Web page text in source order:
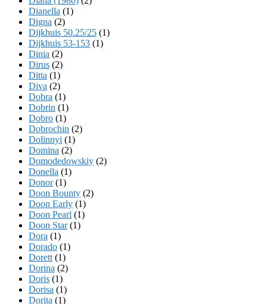
Dianella (1)
Digna (2)
Dijkhuis 50.25/25 (1)
Dijkhuis 53-153 (1)
Dinia (2)
Dirus (2)
Ditta (1)
Diva (2)
Dobra (1)
Dobrin (1)
Dobro (1)
Dobrochin (2)
Dolinnyi (1)
Domina (2)
Domodedowskiy (2)
Donella (1)
Donor(1)
Doon Bounty (2)
Doon Early (1)
Doon Pearl (1)
Doon Star(1)
Dora (1)
Dorado (1)
Dorett (1)
Dorina (2)
Doris (1)
Dorisa (1)
Dorita (1)